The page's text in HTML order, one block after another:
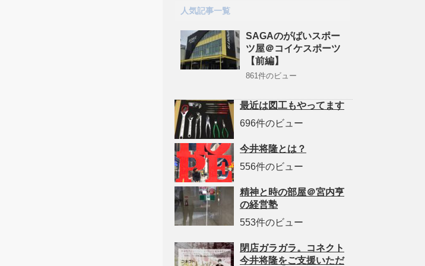
人気記事一覧
SAGAのがばいスポー
ツ屋＠コイケスポーツ
【前編】
861件のビュー
最近は図工もやってます
696件のビュー
今井将隆とは？
556件のビュー
精神と時の部屋＠宮内亨
の経営塾
553件のビュー
閉店ガラガラ。コネクト
今井将隆をご支援いただ